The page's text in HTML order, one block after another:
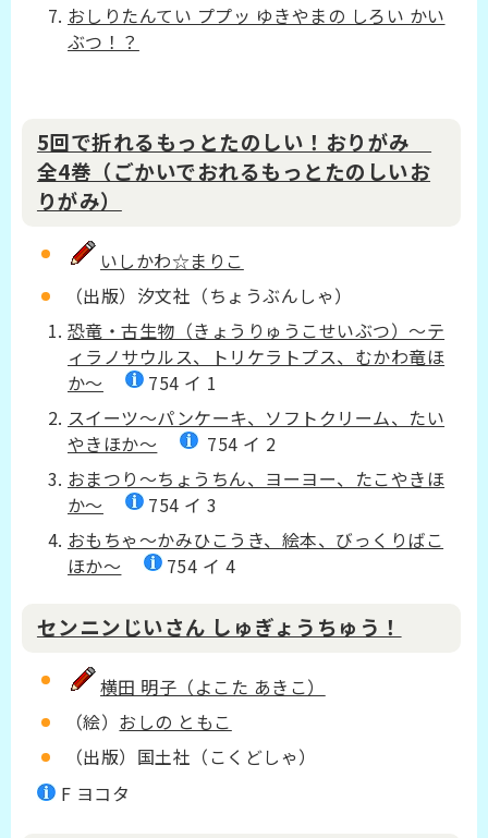
おしりたんてい ププッ ゆきやまの しろい かい
ぶつ！？
5回で折れるもっとたのしい！おりがみ
全4巻（ごかいでおれるもっとたのしいお
りがみ）
いしかわ☆まりこ
（出版）汐文社（ちょうぶんしゃ）
恐竜・古生物（きょうりゅうこせいぶつ）～テ
ィラノサウルス、トリケラトプス、むかわ竜ほ
か～
754 イ 1
スイーツ～パンケーキ、ソフトクリーム、たい
やきほか～
754 イ 2
おまつり～ちょうちん、ヨーヨー、たこやきほ
か～
754 イ 3
おもちゃ～かみひこうき、絵本、びっくりばこ
ほか～
754 イ 4
センニンじいさん しゅぎょうちゅう！
横田 明子（よこた あきこ）
（絵） おしの ともこ
（出版）国土社（こくどしゃ）
F ヨコタ